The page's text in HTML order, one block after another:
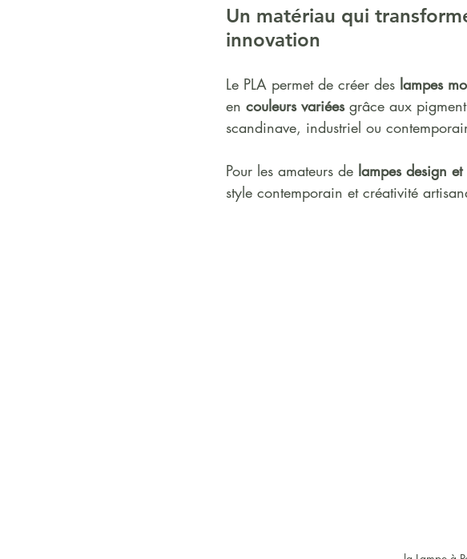
Un matériau qui
innovation
Le PLA permet de créer des lampes
en couleurs variées grâce aux
scandinave, industriel ou
Pour les amateurs de lampes design
style contemporain et créativité